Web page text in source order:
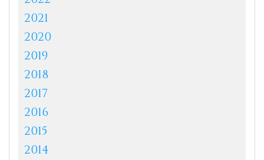
2021
2020
2019
2018
2017
2016
2015
2014